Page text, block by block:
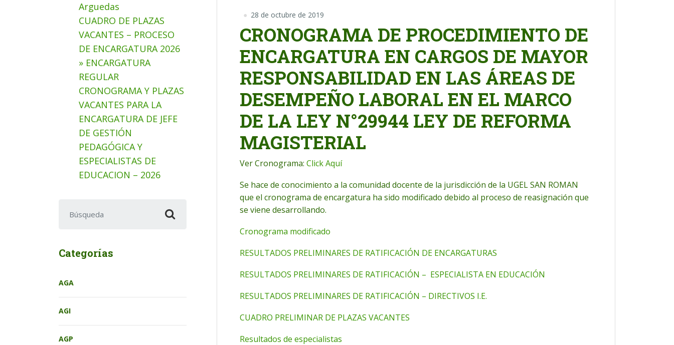
28 de octubre de 2019
CRONOGRAMA DE PROCEDIMIENTO DE
ENCARGATURA EN CARGOS DE MAYOR
RESPONSABILIDAD EN LAS ÁREAS DE
DESEMPEÑO LABORAL EN EL MARCO
DE LA LEY N°29944 LEY DE REFORMA
MAGISTERIAL
Ver Cronograma: Click Aquí
Se hace de conocimiento a la comunidad docente de la jurisdicción de la UGEL SAN ROMAN
que el cronograma de encargatura ha sido modificado debido al proceso de reasignación que
se viene desarrollando.
Cronograma modificado
RESULTADOS PRELIMINARES DE RATIFICACIÓN DE ENCARGATURAS
RESULTADOS PRELIMINARES DE RATIFICACIÓN – ESPECIALISTA EN EDUCACIÓN
RESULTADOS PRELIMINARES DE RATIFICACIÓN – DIRECTIVOS I.E.
CUADRO PRELIMINAR DE PLAZAS VACANTES
Resultados de especialistas
Arguedas
CUADRO DE PLAZAS
VACANTES – PROCESO
DE ENCARGATURA 2026
» ENCARGATURA
REGULAR
CRONOGRAMA Y PLAZAS
VACANTES PARA LA
ENCARGATURA DE JEFE
DE GESTIÓN
PEDAGÓGICA Y
ESPECIALISTAS DE
EDUCACION – 2026
Categorías
AGA
AGI
AGP